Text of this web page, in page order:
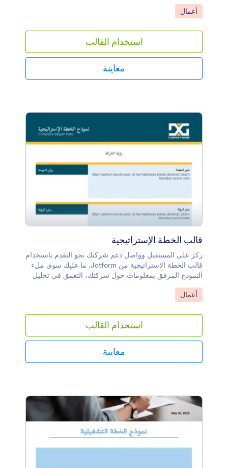
انتقل إلى الفئة:
أعمال
استخدام القالب
معاينة
قالب الخطة الإستراتيجية
ركز على المستقبل وواصل دعم شركتك نحو التقدم باستخدام
قالب الخطة الاستراتيجية من Jotform. ما عليك سوى ملء
النموذج المرفق بمعلومات حول شركتك، التعمق في تحليل
بتحديد أهدافك الاستراتيجية، الإجراءات المطلوبة، والخطط
احترافية يمكنك تنزيلها أو طباعتها أو مشاركتها على
الفور.لست بحاجة إلى شهادة في التصميم لإنشاء خطة
استراتيجية احترافية. يمكنك تغيير الخطوط، تحديث الألوان،
Jotform. حدد الأهداف، رتب الأولويات، وضع خطط عمل
وتسريع نمو أعمالك.
انتقل إلى الفئة:
أعمال
استخدام القالب
معاينة